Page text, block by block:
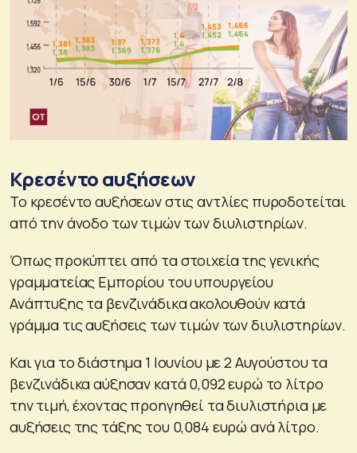
Κρεσέντο αυξήσεων
Το κρεσέντο αυξήσεων στις αντλίες πυροδοτείται
από την άνοδο των τιμών των διυλιστηρίων.
Όπως προκύπτει από τα στοιχεία της γενικής
γραμματείας Εμπορίου του υπουργείου
Ανάπτυξης τα βενζινάδικα ακολουθούν κατά
γράμμα τις αυξήσεις των τιμών των διυλιστηρίων.
Και για το διάστημα 1 Ιουνίου με 2 Αυγούστου τα
βενζινάδικα αύξησαν κατά 0,092 ευρώ το λίτρο
την τιμή, έχοντας προηγηθεί τα διυλιστήρια με
αυξήσεις της τάξης του 0,084 ευρώ ανά λίτρο.